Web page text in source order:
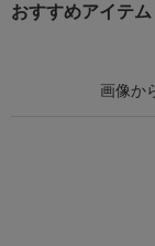
おすすめアイテム